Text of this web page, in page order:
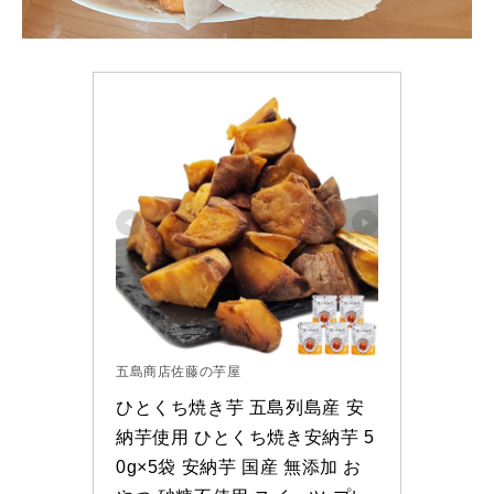
五島商店佐藤の芋屋
ひとくち焼き芋 五島列島産 安
納芋使用 ひとくち焼き安納芋 5
0g×5袋 安納芋 国産 無添加 お